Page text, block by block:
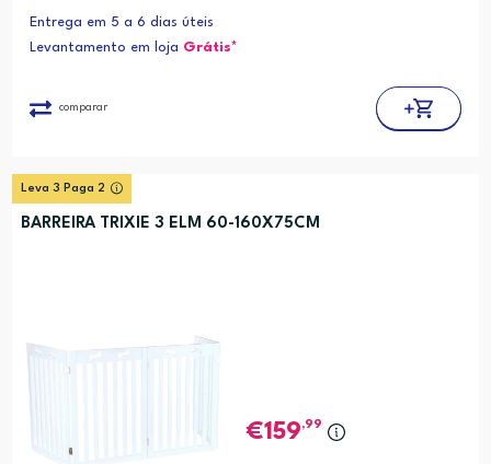
Entrega em 5 a 6 dias úteis
Levantamento em loja Grátis*
comparar
Leva 3 Paga 2
BARREIRA TRIXIE 3 ELM 60-160X75CM
159,99